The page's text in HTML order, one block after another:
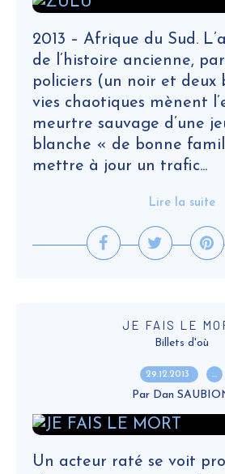
2013 – Afrique du Sud.
de l’histoire ancienne,
policiers (un noir et deux
vies chaotiques mènent
meurtre sauvage d’une
blanche « de bonne
mettre à jour un trafic...
Lire la suite
JE FAIS LE
Billets d'où
29.12.2013 …
Par Dan
Un acteur raté se voit